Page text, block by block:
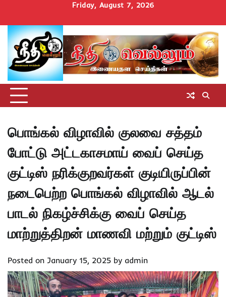
content
Friday, August 7, 2026
Homeசெய்திகள்
தமிழ்நாடுமாவட்டச்செய்திகள்
அரசியல்ஆன்மிகம்
சட்டம்
அறிவோம்
சினிமாUncategorized
பொங்கல் விழாவில் குலவை சத்தம்
போட்டு அட்டகாசமாய் வைப் செய்த
குட்டிஸ் நரிக்குறவர்கள் குடியிருப்பின்
நடைபெற்ற பொங்கல் விழாவில் ஆடல்
பாடல் நிகழ்ச்சிக்கு வைப் செய்த
மாற்றுத்திறன் மாணவி மற்றும் குட்டிஸ்
Posted on January 15, 2025 by admin